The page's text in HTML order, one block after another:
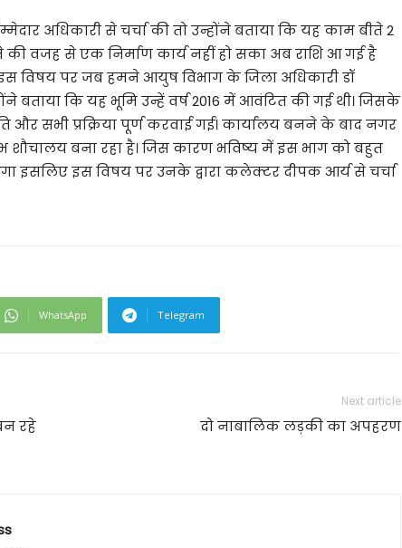
अधिकारी से चर्चा की तो उन्होंने बताया कि यह काम बीते 2
वजह से एक निर्माण कार्य नहीं हो सका अब राशि आ गई है
विषय पर जब हमने आयुष विभाग के जिला अधिकारी डॉ
बताया कि यह भूमि उन्हें वर्ष 2016 में आवंटित की गई थी। जिसके
सभी प्रक्रिया पूर्ण करवाई गई। कार्यालय बनने के बाद नगर
शौचालय बना रहा है। जिस कारण भविष्य में इस भाग को बहुत
इसलिए इस विषय पर उनके द्वारा कलेक्टर दीपक आर्य से चर्चा
WhatsApp Telegram
रहे
Next article
दो नाबालिक लड़की का अपहरण